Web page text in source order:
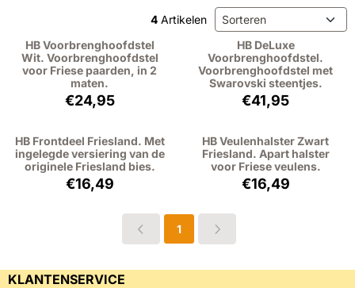
4 Artikelen Sorteermethode
HB Voorbrenghoofdstel
Wit. Voorbrenghoofdstel
voor Friese paarden, in 2
maten.
Prijs: 24,95, exclusief btw: 20,62
€24,95
HB DeLuxe
Voorbrenghoofdstel.
Voorbrenghoofdstel met
Swarovski steentjes.
Prijs: 41,95,
€41,95
HB Frontdeel Friesland. Met
ingelegde versiering van de
originele Friesland bies.
Prijs: 16,49, exclusief btw: 13,63
€16,49
HB Veulenhalster Zwart
Friesland. Apart halster
voor Friese veulens.
Prijs: 16,49,
€16,49
1
KLANTENSERVICE